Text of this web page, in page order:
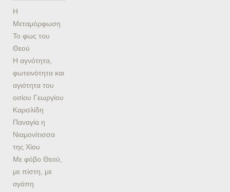
Η
Μεταμόρφωση
Το φως του
Θεού
Η αγνότητα,
φωτεινότητα και
αγιότητα του
οσίου Γεωργίου
Καρσλίδη
Παναγία η
Νιαμονίτισσα
της Χίου
Με φόβο Θεού,
με πίστη, με
αγάπη